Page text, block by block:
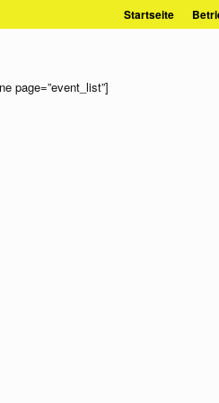
Startseite
page=”event_list”]